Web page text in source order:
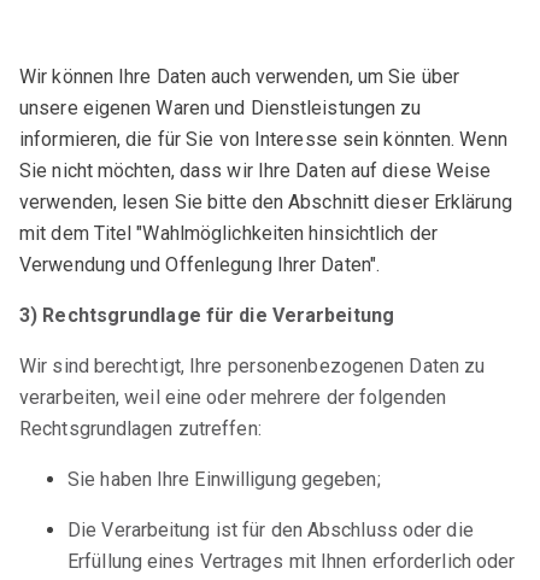
Wir können Ihre Daten auch verwenden, um Sie über
unsere eigenen Waren und Dienstleistungen zu
informieren, die für Sie von Interesse sein könnten. Wenn
Sie nicht möchten, dass wir Ihre Daten auf diese Weise
verwenden, lesen Sie bitte den Abschnitt dieser Erklärung
mit dem Titel "Wahlmöglichkeiten hinsichtlich der
Verwendung und Offenlegung Ihrer Daten".
3) Rechtsgrundlage für die Verarbeitung
Wir sind berechtigt, Ihre personenbezogenen Daten zu
verarbeiten, weil eine oder mehrere der folgenden
Rechtsgrundlagen zutreffen:
Sie haben Ihre Einwilligung gegeben;
Die Verarbeitung ist für den Abschluss oder die
Erfüllung eines Vertrages mit Ihnen erforderlich oder